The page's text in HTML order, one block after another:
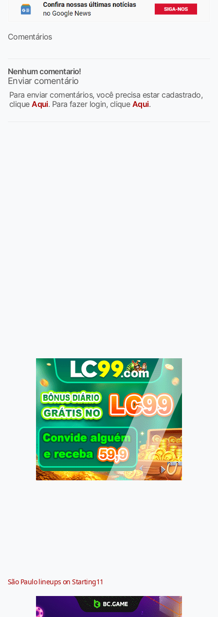
Comentários
Nenhum comentario!
Enviar comentário
Para enviar comentários, você precisa estar cadastrado,
cliqueAqui. Para fazer login, clique Aqui.
São Paulo lineups on Starting11